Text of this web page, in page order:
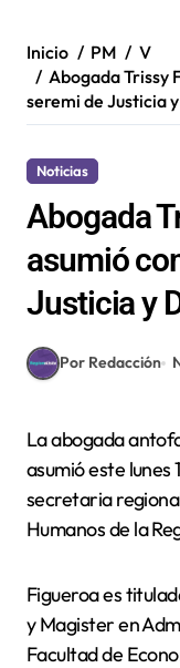
Inicio PM
V
Abogada Trissy
seremi de Justicia
Noticias
Abogada
asumió
Justicia y
Por Redacción
La abogada antofagastina Trissy Figueroa Rivera
asumió este lunes
secretaria
Humanos de la
Figueroa es
y Magister en
Facultad de